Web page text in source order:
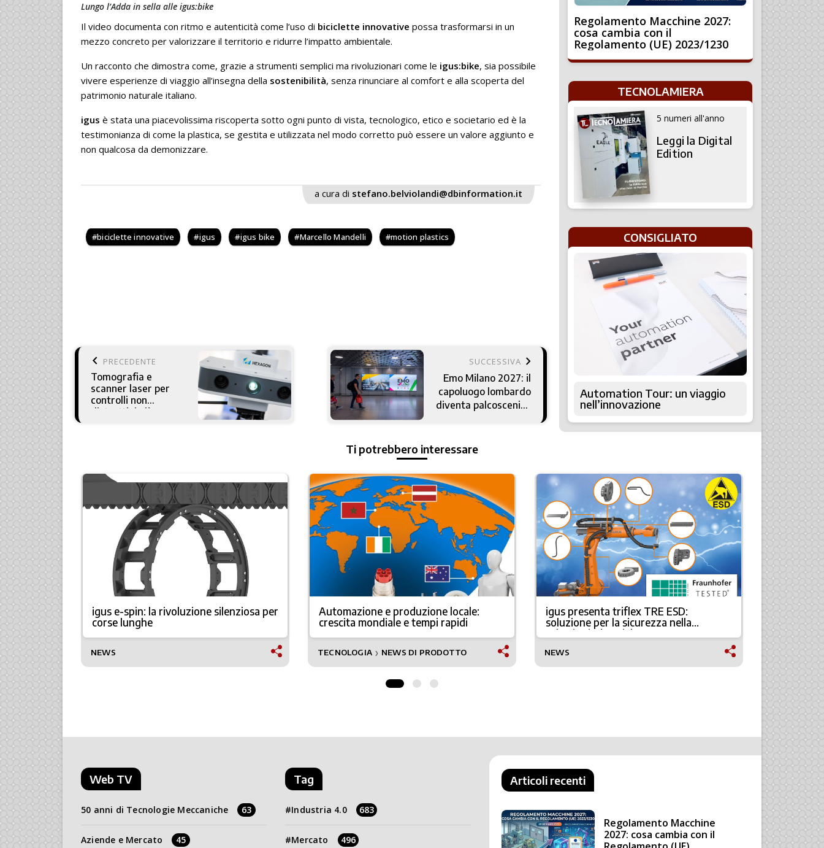
Lungo l’Adda in sella alle igus:bike
Il video documenta con ritmo e autenticità come l’uso di biciclette innovative possa trasformarsi in un
mezzo concreto per valorizzare il territorio e ridurre l’impatto ambientale.
Un racconto che dimostra come, grazie a strumenti semplici ma rivoluzionari come le igus:bike, sia possibile
vivere esperienze di viaggio all’insegna della sostenibilità, senza rinunciare al comfort e alla scoperta del
patrimonio naturale italiano.
igus è stata una piacevolissima riscoperta sotto ogni punto di vista, tecnologico, etico e societario ed è la
testimonianza di come la plastica, se gestita e utilizzata nel modo corretto può essere un valore aggiunto e
non qualcosa da demonizzare.
a cura di stefano.belviolandi@dbinformation.it
biciclette innovative igus igus bike Marcello Mandelli motion plastics
keyboard_arrow_left PRECEDENTE
Tomografia e
scanner laser per
controlli non
distruttivi più
SUCCESSIVA keyboard_arrow_right
Emo Milano 2027: il
capoluogo lombardo
diventa palcoscenico
Regolamento Macchine 2027:
cosa cambia con il
Regolamento (UE) 2023/1230
TECNOLAMIERA
5 numeri all'anno
Leggi la Digital
Edition
CONSIGLIATO
Automation Tour: un viaggio
nell’innovazione
Ti potrebbero interessare
igus e-spin: la rivoluzione silenziosa per
corse lunghe
NEWS
Automazione e produzione locale:
crescita mondiale e tempi rapidi
TECNOLOGIA ❯ NEWS DI PRODOTTO
igus presenta triflex TRE ESD:
soluzione per la sicurezza nella
robotica industriale
NEWS
supporto
alle PMI
FABBRICA
Web TV
50 anni di Tecnologie Meccaniche 63
Aziende e Mercato 45
Tag
Industria 4.0 683
Mercato 496
Articoli recenti
Regolamento Macchine
2027: cosa cambia con il